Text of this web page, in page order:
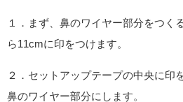
１．まず、鼻のワイヤー部分をつく
ら11cmに印をつけます。
２．セットアップテープの中央に印
鼻のワイヤー部分にします。